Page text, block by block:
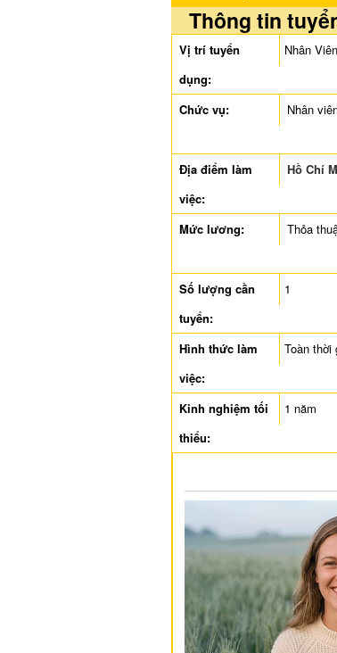
Thông tin
Vị trí tuyển
dụng:
Nhân
Chức vụ: Nhân
Địa điểm làm
việc:
Hồ Chí
Mức lương: Thỏa
Số lượng cần
tuyển:
1
Hình thức làm
việc:
Toàn thời
Kinh nghiệm tối
thiểu:
1 năm